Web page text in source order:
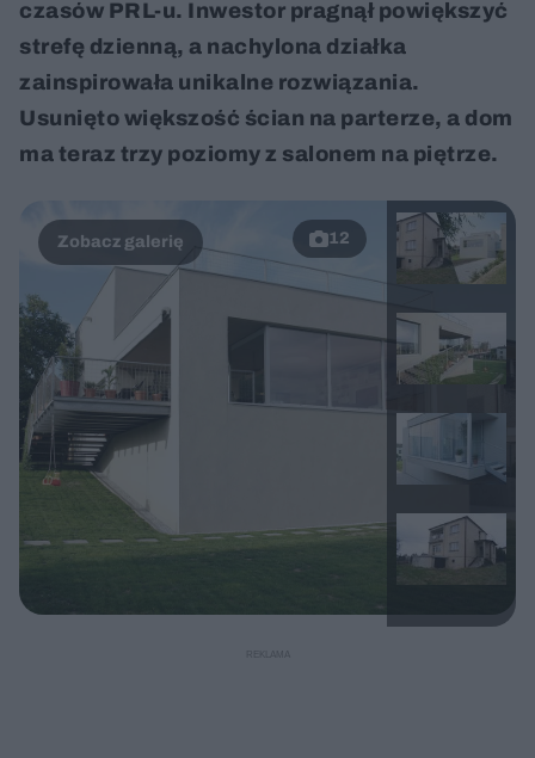
czasów PRL-u. Inwestor pragnął powiększyć
strefę dzienną, a nachylona działka
zainspirowała unikalne rozwiązania.
Usunięto większość ścian na parterze, a dom
ma teraz trzy poziomy z salonem na piętrze.
12